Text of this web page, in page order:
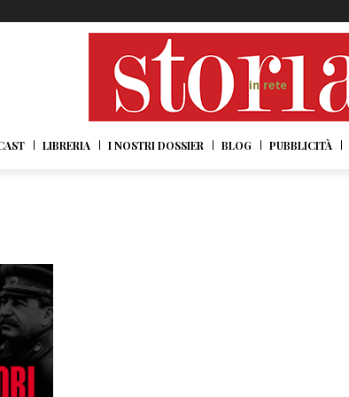
LIBRERIA I NOSTRI DOSSIER BLOG PUBBLICITÀ